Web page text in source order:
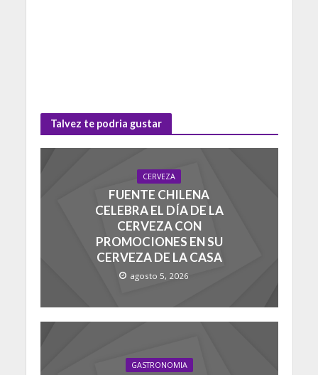
Talvez te podria gustar
CERVEZA
FUENTE CHILENA
CELEBRA EL DÍA DE LA
CERVEZA CON
PROMOCIONES EN SU
CERVEZA DE LA CASA
agosto 5, 2026
GASTRONOMIA